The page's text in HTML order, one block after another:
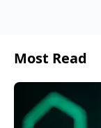
Most Read